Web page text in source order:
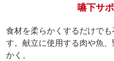
嚥下サ
食材を柔らかくするだけで
す。献立に使用する肉や魚
かく。